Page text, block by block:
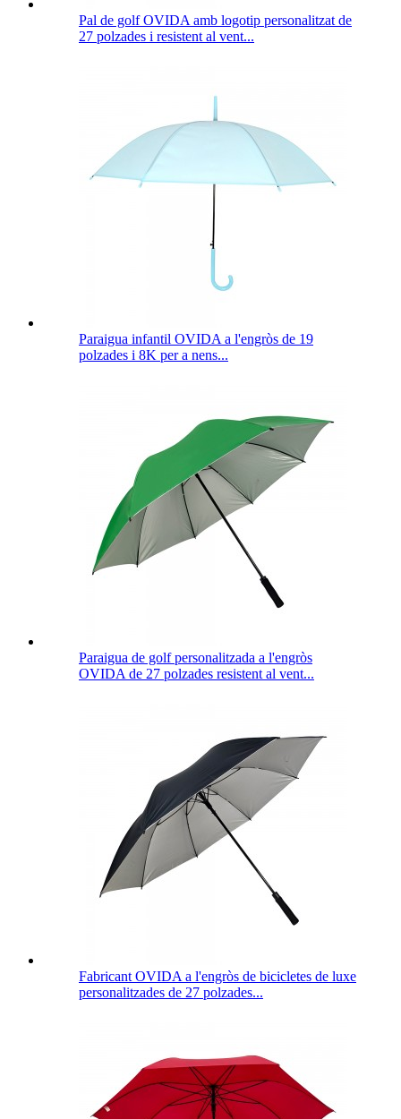
Pal de golf OVIDA amb logotip personalitzat de
27 polzades i resistent al vent...
Paraigua infantil OVIDA a l'engròs de 19
polzades i 8K per a nens...
Paraigua de golf personalitzada a l'engròs
OVIDA de 27 polzades resistent al vent...
Fabricant OVIDA a l'engròs de bicicletes de luxe
personalitzades de 27 polzades...